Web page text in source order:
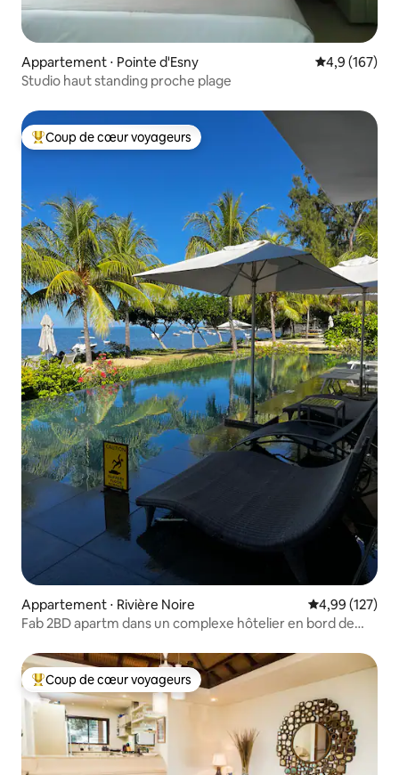
Appartement ⋅ Pointe d'Esny Évaluation
4,9 (167)
Studio haut standing proche plage
Coups de cœur voyageurs les plus appréciés
Coup de cœur voyageurs
Appartement ⋅ Rivière Noire Évaluation
4,99 (127)
Fab 2BD apartm dans un complexe hôtelier en bord de
Coups de cœur voyageurs les plus appréciés
Coup de cœur voyageurs